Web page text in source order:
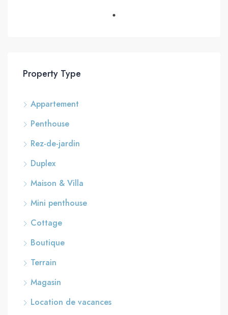
Property Type
Appartement
Penthouse
Rez-de-jardin
Duplex
Maison & Villa
Mini penthouse
Cottage
Boutique
Terrain
Magasin
Location de vacances